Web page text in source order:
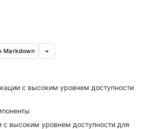
Markdown
с высоким уровнем доступности
с высоким уровнем доступности для